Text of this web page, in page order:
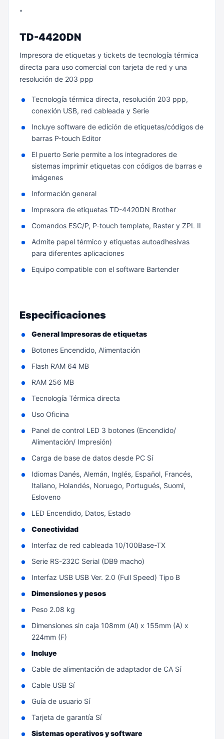
"
TD-4420DN
Impresora de etiquetas y tickets de tecnología térmica
directa para uso comercial con tarjeta de red y una
resolución de 203 ppp
Tecnología térmica directa, resolución 203 ppp,
conexión USB, red cableada y Serie
Incluye software de edición de etiquetas/códigos de
barras P-touch Editor
El puerto Serie permite a los integradores de
sistemas imprimir etiquetas con códigos de barras e
imágenes
Información general
Impresora de etiquetas TD-4420DN Brother
Comandos ESC/P, P-touch template, Raster y ZPL II
Admite papel térmico y etiquetas autoadhesivas
para diferentes aplicaciones
Equipo compatible con el software Bartender
Especificaciones
General Impresoras de etiquetas
Botones Encendido, Alimentación
Flash RAM 64 MB
RAM 256 MB
Tecnología Térmica directa
Uso Oficina
Panel de control LED 3 botones (Encendido/
Alimentación/ Impresión)
Carga de base de datos desde PC Sí
Idiomas Danés, Alemán, Inglés, Español, Francés,
Italiano, Holandés, Noruego, Portugués, Suomi,
Esloveno
LED Encendido, Datos, Estado
Conectividad
Interfaz de red cableada 10/100Base-TX
Serie RS-232C Serial (DB9 macho)
Interfaz USB USB Ver. 2.0 (Full Speed) Tipo B
Dimensiones y pesos
Peso 2.08 kg
Dimensiones sin caja 108mm (Al) x 155mm (A) x
224mm (F)
Incluye
Cable de alimentación de adaptador de CA Sí
Cable USB Sí
Guía de usuario Sí
Tarjeta de garantía Sí
Sistemas operativos y software